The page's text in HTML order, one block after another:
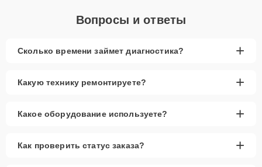
Вопросы и ответы
Сколько времени займет диагностика? +
Какую технику ремонтируете? +
Какое оборудование используете? +
Как проверить статус заказа? +